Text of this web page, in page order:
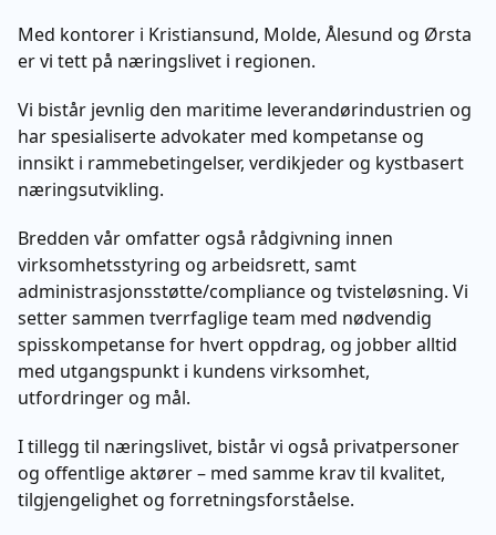
Med kontorer i Kristiansund, Molde, Ålesund og Ørsta
er vi tett på næringslivet i regionen.
Vi bistår jevnlig den maritime leverandørindustrien og
har spesialiserte advokater med kompetanse og
innsikt i rammebetingelser, verdikjeder og kystbasert
næringsutvikling.
Bredden vår omfatter også rådgivning innen
virksomhetsstyring og arbeidsrett, samt
administrasjonsstøtte/compliance og tvisteløsning. Vi
setter sammen tverrfaglige team med nødvendig
spisskompetanse for hvert oppdrag, og jobber alltid
med utgangspunkt i kundens virksomhet,
utfordringer og mål.
I tillegg til næringslivet, bistår vi også privatpersoner
og offentlige aktører – med samme krav til kvalitet,
tilgjengelighet og forretningsforståelse.